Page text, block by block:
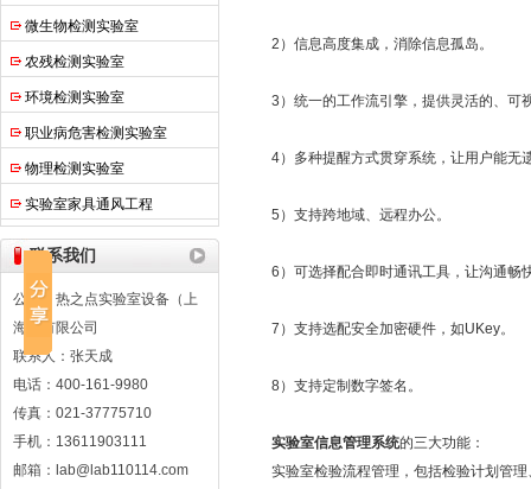
微生物检测实验室
农残检测实验室
环境检测实验室
职业病危害检测实验室
物理检测实验室
实验室家具通风工程
联系我们
公司：热之点实验室设备（上
海）有限公司
联系人：张天成
电话：400-161-9980
传真：021-37775710
手机：13611903111
邮箱：lab@lab110114.com
2）信息高度集成，消除信息孤岛。
3）统一的工作流引擎，提供灵活的、可
4）多种提醒方式贯穿系统，让用户能无
5）支持跨地域、远程办公。
6）可选择配合即时通讯工具，让沟通畅
7）支持选配安全加密硬件，如UKey。
8）支持定制数字签名。
实验室信息管理系统的三大功能：
实验室检验流程管理，包括检验计划管理